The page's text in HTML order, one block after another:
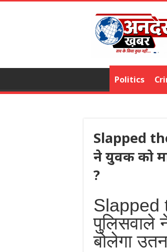
Politics
Slapped
ने युवक को
?
Slapped
पुलिसवाले
बोलेगा